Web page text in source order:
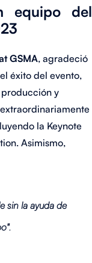
equipo del
GSMA, agradeció
éxito del evento,
producción y
la Keynote
Asimismo,
sin la ayuda de
.